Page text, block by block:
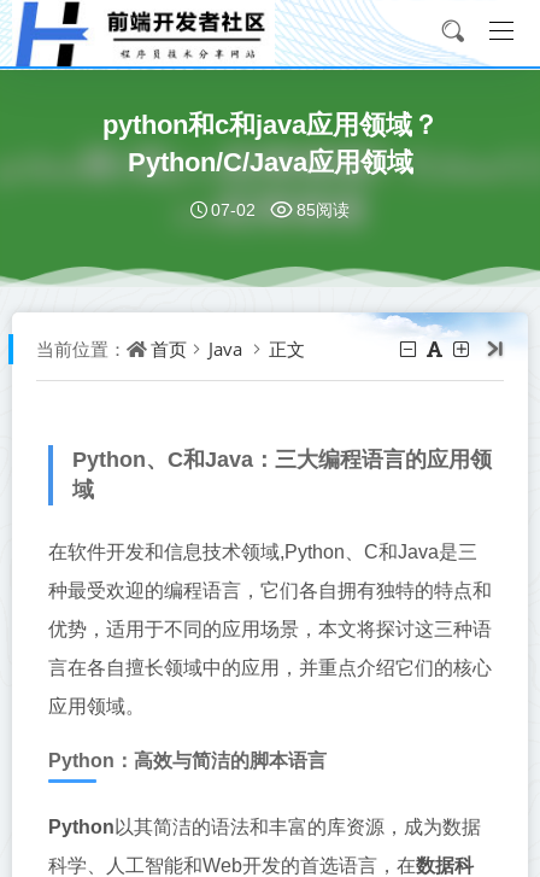
python和c和java应用领域？
Python/C/Java应用领域
07-02 85阅读
当前位置： 首页 Java 正文
Python、C和Java：三大编程语言的应用领
域
在软件开发和信息技术领域,Python、C和Java是三
种最受欢迎的编程语言，它们各自拥有独特的特点和
优势，适用于不同的应用场景，本文将探讨这三种语
言在各自擅长领域中的应用，并重点介绍它们的核心
应用领域。
Python：高效与简洁的脚本语言
Python 以其简洁的语法和丰富的库资源，成为数据
科学、人工智能和Web开发的首选语言，在数据科